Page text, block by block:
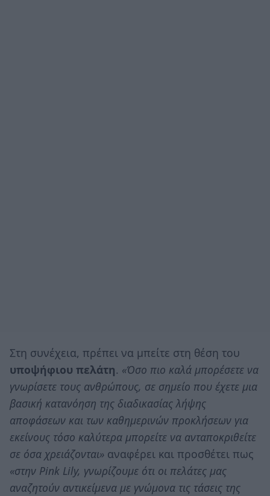
Στη συνέχεια, πρέπει να μπείτε στη θέση του
υποψήφιου πελάτη. «Όσο πιο καλά μπορέσετε να
γνωρίσετε τους ανθρώπους, σε σημείο που έχετε μια
βασική κατανόηση της διαδικασίας λήψης
αποφάσεων και των καθημερινών προκλήσεων για
εκείνους τόσο καλύτερα μπορείτε να ανταποκριθείτε
σε όσα χρειάζονται» αναφέρει και προσθέτει πως
«στην Pink Lily, γνωρίζουμε ότι οι πελάτες μας
αναζητούν αντικείμενα με γνώμονα τις τάσεις της